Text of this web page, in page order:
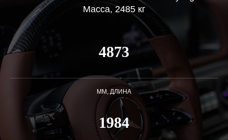
Масса, 2485 кг
4873
ММ, ДЛИНА
1984